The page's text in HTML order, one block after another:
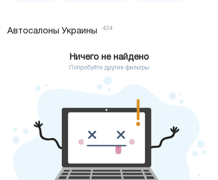
Автосалоны Украины 424
Ничего не найдено
Попробуйте другие фильтры